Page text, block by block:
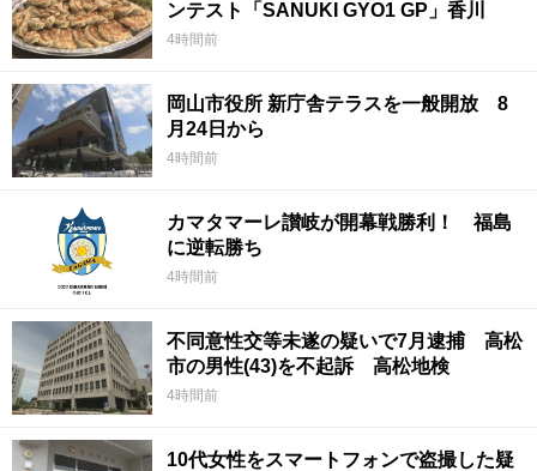
ンテスト「SANUKI GYO1 GP」香川
4時間前
岡山市役所 新庁舎テラスを一般開放 8
月24日から
4時間前
カマタマーレ讃岐が開幕戦勝利！ 福島
に逆転勝ち
4時間前
不同意性交等未遂の疑いで7月逮捕 高松
市の男性(43)を不起訴 高松地検
4時間前
10代女性をスマートフォンで盗撮した疑